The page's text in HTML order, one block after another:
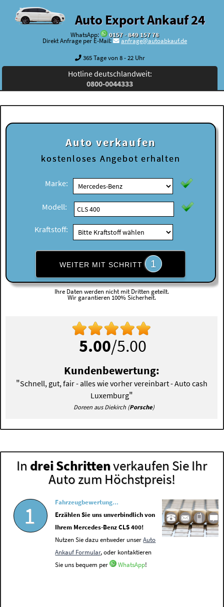
Auto Export Ankauf 24
WhatsApp:
0157 - 849 157 78
Direkt Anfrage per E-Mail:
anfrage@autoabkauf.de
365 Tage von 8 - 22 Uhr
Hotline deutschlandweit:
0800-0044333
Auto verkaufen
kostenloses Angebot erhalten
Marke:
Modell:
Kraftstoff:
WEITER MIT SCHRITT 1
Ihre Daten werden nicht mit Dritten geteilt.
Wir garantieren 100% Sicherheit.
5.00/5.00
Kundenbewertung:
"Schnell, gut, fair - alles wie vorher vereinbart - Auto cash
Luxemburg"
Doreen aus Diekirch (Porsche)
In drei Schrittenverkaufen Sie Ihr
Auto zum Höchstpreis!
1
Fahrzeugbewertung...
Erzählen Sie uns unverbindlich von
Ihrem Mercedes-Benz CLS 400!
Nutzen Sie dazu entweder unserAuto
Ankauf Formular, oder kontaktieren
Sie uns bequem per
WhatsApp!